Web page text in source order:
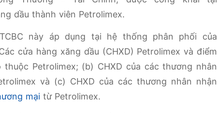
dầu thành viên Petrolimex.
này áp dụng tại hệ thống phân phối của
cửa hàng xăng dầu (CHXD) Petrolimex và điểm
Petrolimex; (b) CHXD của các thương nhân
và (c) CHXD của các thương nhân nhận
mại từ Petrolimex.